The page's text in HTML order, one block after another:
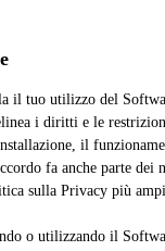
il tuo utilizzo del
i diritti e le
il
fa anche parte dei
sulla Privacy più
o utilizzando il